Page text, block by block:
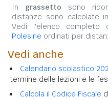
In grassetto sono
distanze sono calcolate
Vedi l'elenco completo
Polesine ordinati per
Vedi anche
Calendario scolastico
termine delle lezioni e le
Calcola il Codice Fiscale